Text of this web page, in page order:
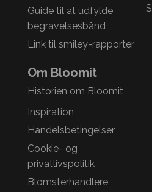
Guide til at udfylde
begravelsesbånd
Link til smiley-rapporter
Om Bloomit
Historien om Bloomit
Inspiration
Handelsbetingelser
Cookie- og
privatlivspolitik
Blomsterhandlere